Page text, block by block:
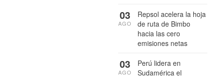
Repsol acelera la hoja
de ruta de Bimbo
hacia las cero
emisiones netas
03
AGO
Perú lidera en
Sudamérica el
03
AGO